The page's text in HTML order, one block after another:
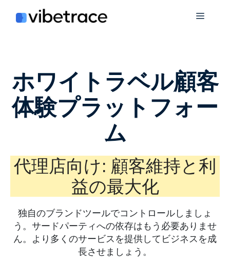
メ
ュ
ホワイトラベル顧客
体験プラットフォー
ム
代理店向け: 顧客維持と利
益の最大化
独自のブランドツールでコントロールしましょ
う。サードパーティへの依存はもう必要ありませ
ん。より多くのサービスを提供してビジネスを成
長させましょう。